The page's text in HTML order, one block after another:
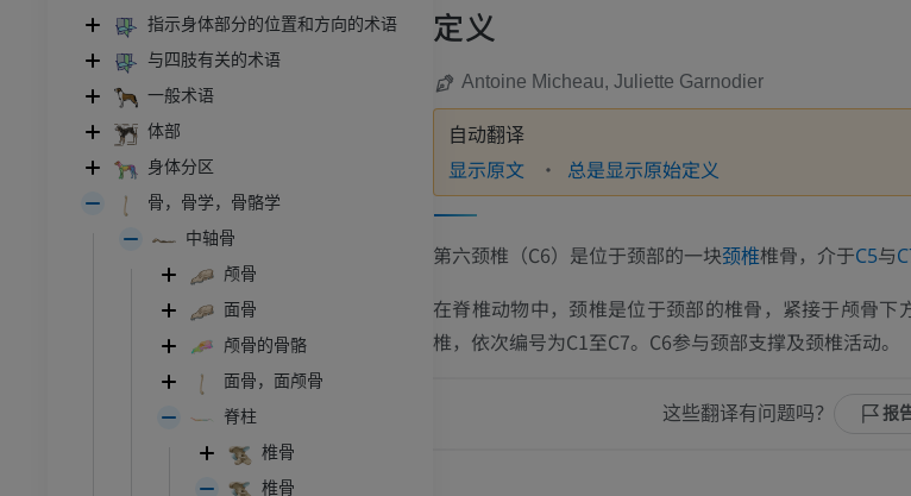
指示身体部分的位置和方向的术语
与四肢有关的术语
一般术语
体部
身体分区
骨，骨学，骨骼学
中轴骨
颅骨
面骨
颅骨的骨骼
面骨，面颅骨
脊柱
椎骨
椎骨
定义
Antoine Micheau, Juliette Garnodier
自动翻译
显示原文 总是显示原始定义
第六颈椎（C6）是位于颈部的一块颈椎椎骨，介于C5与
在脊椎动物中，颈椎是位于颈部的椎骨，紧接于颅骨下
椎，依次编号为C1至C7。C6参与颈部支撑及颈椎活动。
这些翻译有问题吗？ 报